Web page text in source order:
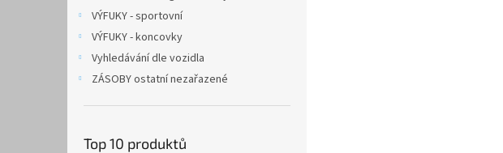
VÝFUKY - sportovní
VÝFUKY - koncovky
Vyhledávání dle vozidla
ZÁSOBY ostatní nezařazené
Top 10 produktů